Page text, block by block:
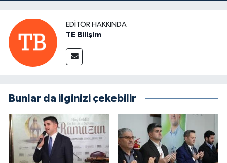
EDITÖR HAKKINDA
TE Bilişim
Bunlar da ilginizi çekebilir